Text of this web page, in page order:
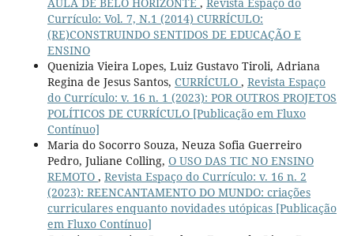
Currículo: Vol. 7, N.1 (2014) CURRÍCULO:
(RE)CONSTRUINDO SENTIDOS DE EDUCAÇÃO E
ENSINO
Quenizia Vieira Lopes, Luiz Gustavo Tiroli, Adriana
Regina de Jesus Santos, CURRÍCULO , Revista Espaço
do Currículo: v. 16 n. 1 (2023): POR OUTROS PROJETOS
POLÍTICOS DE CURRÍCULO [Publicação em Fluxo
Contínuo]
Maria do Socorro Souza, Neuza Sofia Guerreiro
Pedro, Juliane Colling, O USO DAS TIC NO ENSINO
REMOTO , Revista Espaço do Currículo: v. 16 n. 2
(2023): REENCANTAMENTO DO MUNDO: criações
curriculares enquanto novidades utópicas [Publicação
em Fluxo Contínuo]